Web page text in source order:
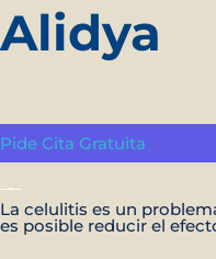
Alidya
El Tratamiento
Pide Cita Gratuita
La celulitis es un
es posible reducir el